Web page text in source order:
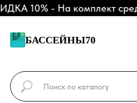
10% - На комплект
БАССЕЙНЫ70